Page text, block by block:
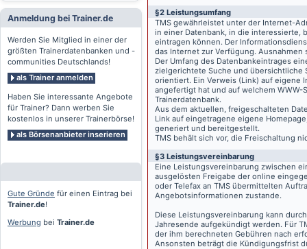
Anmeldung bei Trainer.de
Werden Sie Mitglied in einer der
größten Trainerdatenbanken und -
communities Deutschlands!
als Trainer anmelden
Haben Sie interessante Angebote
für Trainer? Dann werben Sie
kostenlos in unserer Trainerbörse!
als Börsenanbieter inserieren
Gute Gründe für einen Eintrag bei
Trainer.de!
Werbung bei Trainer.de
§2 Leistungsumfang
TMS gewährleistet unter der Internet-
in einer Datenbank, in die interessierte,
eintragen können. Der
das Internet zur Verfügung.
Der Umfang des Datenbankeintrages
zielgerichtete Suche und übersichtliche
orientiert. Ein Verweis (Link) auf eigene
angefertigt hat und auf welchem
Trainerdatenbank.
Aus dem aktuellen, freigeschalteten
Link auf eingetragene eigene
generiert und bereitgestellt.
TMS behält sich vor, die Freischaltung
§3 Leistungsvereinbarung
Eine Leistungsvereinbarung zwischen
ausgelösten Freigabe der online
oder Telefax an TMS übermittelten
Angebotsinformationen zustande.
Diese Leistungsvereinbarung kann
Jahresende aufgekündigt werden. Für
der ihm berechneten Gebühren nach
Ansonsten beträgt die Kündigungsfrist